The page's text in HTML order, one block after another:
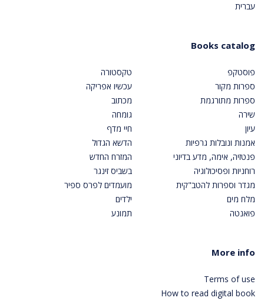
עברית
Books catalog
פוסטקפ
ספרות מקור
ספרות מתורגמת
שירה
עיון
אמנות ונובלות גרפיות
פנטזיה, אימה, מדע בדיוני
רוחניות ופסיכולוגיה
מגדר וספרות להטב"קית
מלח מים
פואנטה
טקסטורה
עכשיו אפריקה
מכתוב
גומחה
חיי מדף
הדשא הגדול
המזרח החדש
בשביס זינגר
מועמדים לפרס ספיר
ילדים
תמונע
More info
Terms of use
How to read digital book